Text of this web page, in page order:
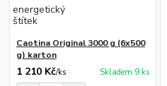
Caotina Original 3000 g (6x500
g) karton
1 210 Kč/ks Skladem 9 ks